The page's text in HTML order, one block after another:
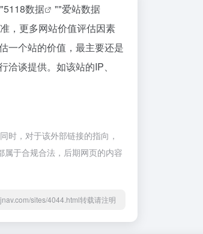
5118数据 ""爱站数据
，更多网站价值评估因素
一个站的价值，最主要还是
谈提供。如该站的IP、
时，对于该外部链接的指向，
于合规合法，后期网页的内容
sites/4044.html转载请注明